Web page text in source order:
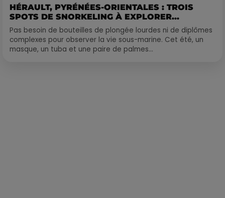
HÉRAULT, PYRÉNÉES-ORIENTALES : TROIS
SPOTS DE SNORKELING À EXPLORER...
Pas besoin de bouteilles de plongée lourdes ni de diplômes
complexes pour observer la vie sous-marine. Cet été, un
masque, un tuba et une paire de palmes...